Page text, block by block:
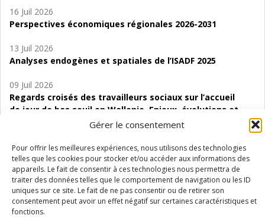
Gérer le consentement
Pour offrir les meilleures expériences, nous utilisons des technologies
telles que les cookies pour stocker et/ou accéder aux informations des
appareils. Le fait de consentir à ces technologies nous permettra de
traiter des données telles que le comportement de navigation ou les ID
uniques sur ce site. Le fait de ne pas consentir ou de retirer son
consentement peut avoir un effet négatif sur certaines caractéristiques et
fonctions.
16 Juil 2026
Perspectives économiques régionales 2026-2031
13 Juil 2026
Analyses endogènes et spatiales de l’ISADF 2025
09 Juil 2026
Regards croisés des travailleurs sociaux sur l’accueil
de jour de bas seuil en Wallonie. Enjeux, évolutions et
06 Juil 2026
Étude d’évaluabilité des Structures
d’accompagnement à l’autocréation d’emploi (SAACE)
01 Juil 2026
Pénurie du personnel infirmier :quels indicateurs